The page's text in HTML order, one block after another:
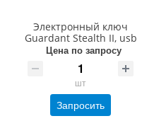
Электронный ключ
Guardant Stealth II, usb
Цена по запросу
шт
Запросить